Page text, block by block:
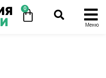
0
Меню